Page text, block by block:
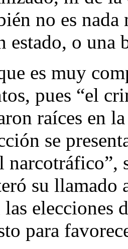
no es nada
estado, o una
es muy
pues “el
raíces en
se
narcotráfico”,
su llamado
elecciones
para